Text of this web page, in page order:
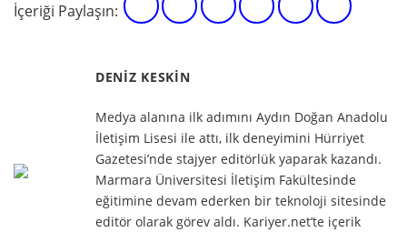
İçeriği Paylaşın:
DENIZ KESKIN
Medya alanına ilk adımını Aydın Doğan Anadolu
İletişim Lisesi ile attı, ilk deneyimini Hürriyet
Gazetesi’nde stajyer editörlük yaparak kazandı.
Marmara Üniversitesi İletişim Fakültesinde
eğitimine devam ederken bir teknoloji sitesinde
editör olarak görev aldı. Kariyer.net’te içerik